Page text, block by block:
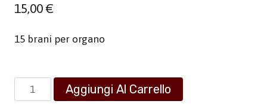
15,00€
15 brani per organo
Pagine
Organistiche
Aggiungi Al Carrello